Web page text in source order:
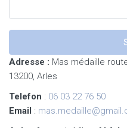
Adresse : Mas médaille
13200, Arles
Telefon : 06 03 22 76 50
Email :